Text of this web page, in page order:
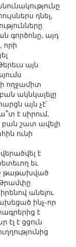
դնել,
գործոնը, այդ
որի
այն
ողջամիտ
ակնկալելը
այն չէ`
է սիրում,
բան շատ ավելի
ունի
է
եւ
թաթախված
անելու
ինչ-որ
է
է ցցուն